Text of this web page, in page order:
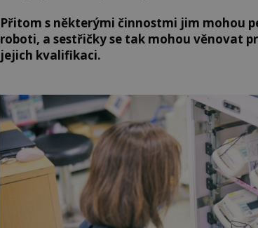
Přitom s některými činnostmi jim mohou
roboti, a sestřičky se tak mohou věnovat
jejich kvalifikaci.